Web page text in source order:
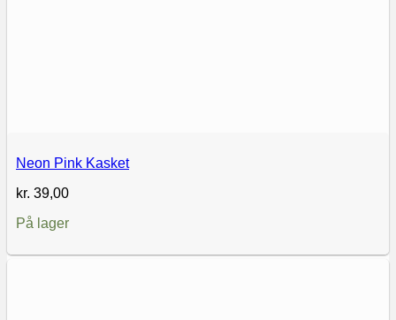
Neon Pink Kasket
kr. 39,00
På lager